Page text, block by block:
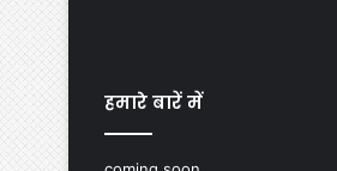
हमारे बारें में